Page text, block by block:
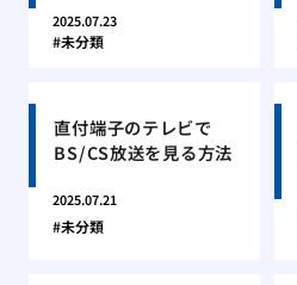
2025.07.23
未分類
直付端子のテレビで
BS/CS放送を見る方法
2025.07.21
未分類